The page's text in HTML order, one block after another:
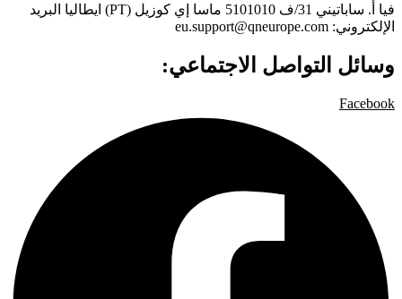
فيا أ. ساباتيني 31/ف 5101010 ماسا إي كوزيل (PT) ايطاليا البريد
الإلكتروني: eu.support@qneurope.com
وسائل التواصل الاجتماعي:
Facebook